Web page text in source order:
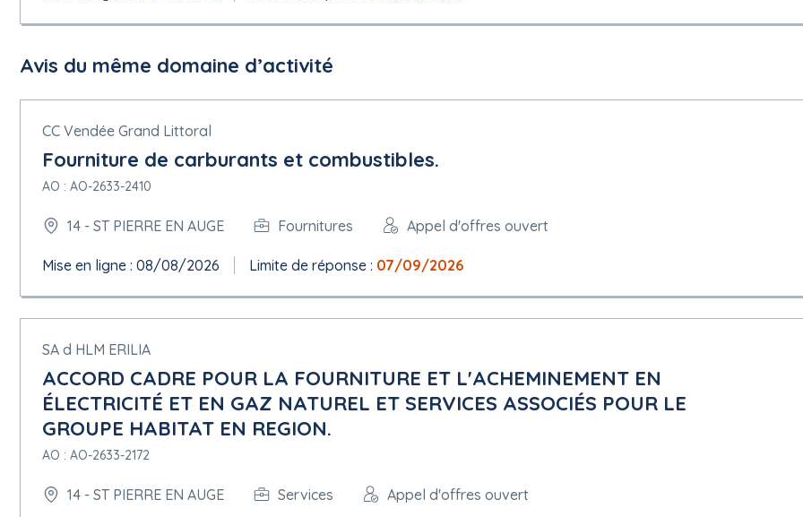
Avis du même domaine d’activité
CC Vendée Grand Littoral
Fourniture de carburants et combustibles.
AO : AO-2633-2410
14 - ST PIERRE EN AUGE Fournitures Appel d'offres ouvert
Mise en ligne : 08/08/2026 Limite de réponse : 07/09/2026
SA d HLM ERILIA
ACCORD CADRE POUR LA FOURNITURE ET L'ACHEMINEMENT EN
ÉLECTRICITÉ ET EN GAZ NATUREL ET SERVICES ASSOCIÉS POUR LE
GROUPE HABITAT EN REGION.
AO : AO-2633-2172
14 - ST PIERRE EN AUGE Services Appel d'offres ouvert